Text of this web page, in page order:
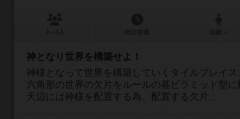
神となり世界を構築せよ！
神様となって世界を構築していくタイルプレイス
六角形の世界の欠片をルールの基ピラミッド型に
天辺には神様を配置する為、配置する欠片...